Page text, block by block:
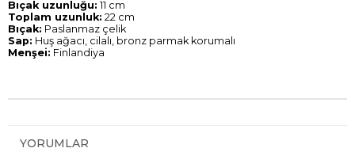
Bıçak uzunluğu: 11 cm
Toplam uzunluk: 22 cm
Bıçak: Paslanmaz çelik
Sap: Huş ağacı, cilalı, bronz parmak korumalı
Menşei: Finlandiya
YORUMLAR